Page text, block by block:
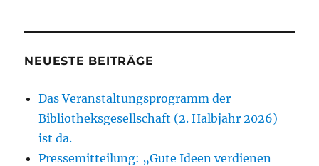
NEUESTE BEITRÄGE
Das Veranstaltungsprogramm der
Bibliotheksgesellschaft (2. Halbjahr 2026)
ist da.
Pressemitteilung: „Gute Ideen verdienen